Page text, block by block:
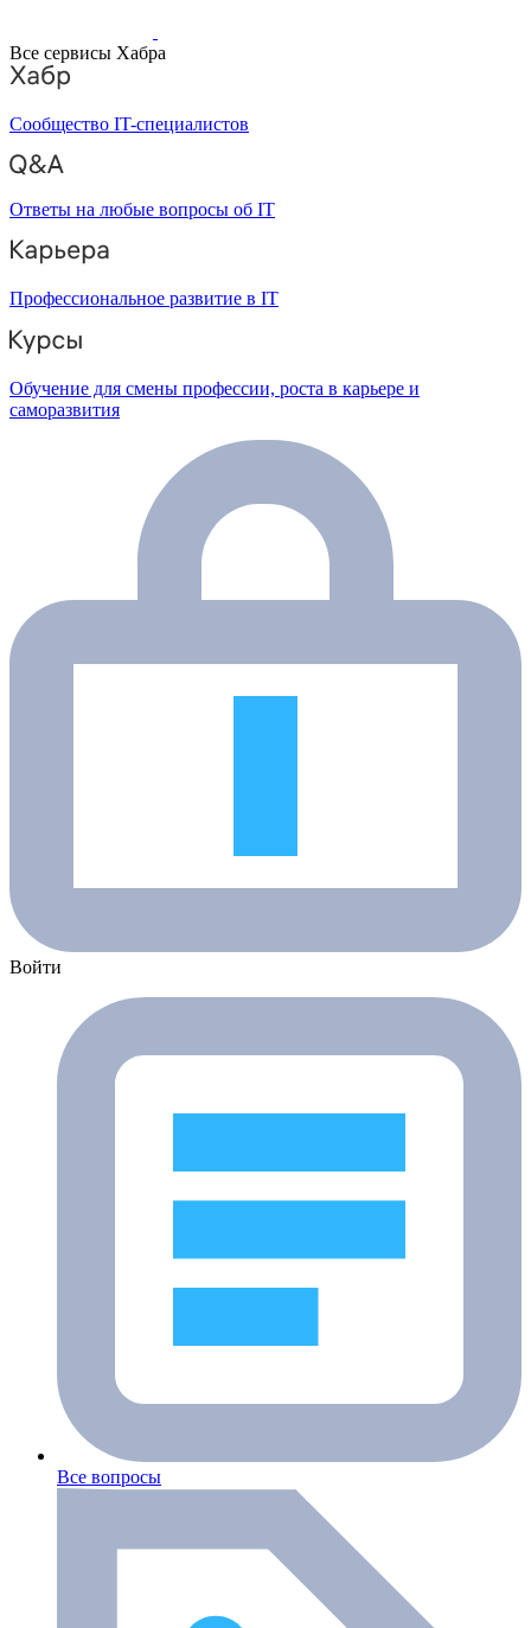
Все сервисы Хабра
Сообщество IT-специалистов
Ответы на любые вопросы об IT
Профессиональное развитие в IT
Обучение для смены профессии, роста в карьере и
саморазвития
Войти
Все вопросы